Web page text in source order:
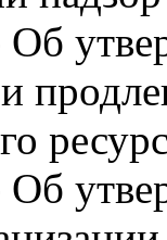
Об
Об